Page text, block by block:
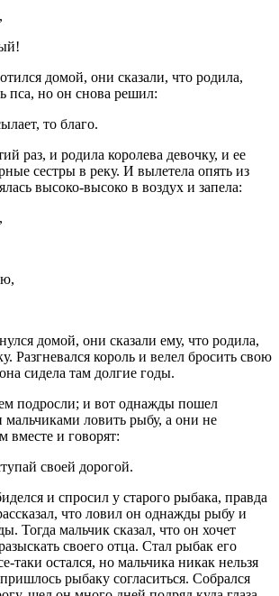
домой, они сказали, что родила,
пса, но он снова решил:
то благо.
раз, и родила королева девочку, и ее
сестры в реку. И вылетела опять из
высоко-высоко в воздух и запела:
домой, они сказали ему, что родила,
Разгневался король и велел бросить свою
сидела там долгие годы.
подросли; и вот однажды пошел
ловить рыбу, а они не
вместе и говорят:
своей дорогой.
и спросил у старого рыбака, правда
что ловил он однажды рыбу и
Тогда мальчик сказал, что он хочет
своего отца. Стал рыбак его
таки остался, но мальчика никак нельзя
рыбаку согласиться. Собрался